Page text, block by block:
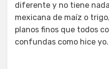
diferente y no tiene
mexicana de maíz o
planos finos que todos
confundas como hice yo.